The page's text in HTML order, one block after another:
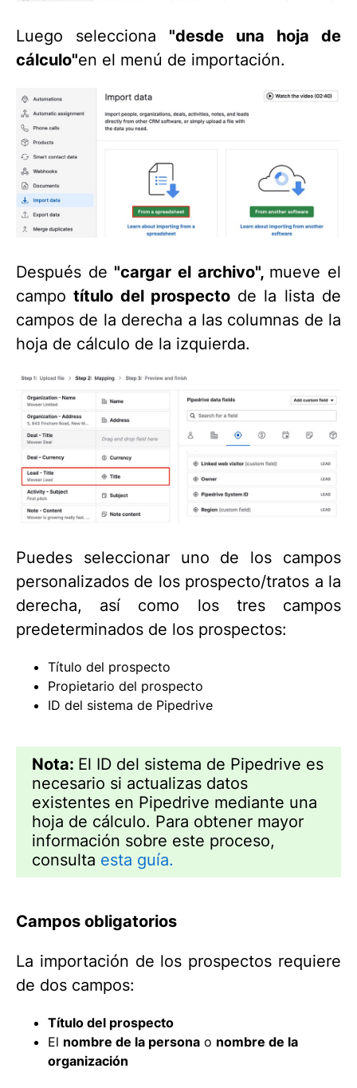
Luego selecciona "desde una hoja de
cálculo"en el menú de importación.
Después de "cargar el archivo", mueve el
campotítulo del prospecto de la lista de
campos de la derecha a las columnas de la
hoja de cálculo de la izquierda.
Puedes seleccionar uno de los campos
personalizados de los prospecto/tratos a la
derecha, así como los tres campos
predeterminados de los prospectos:
Título del prospecto
Propietario del prospecto
ID del sistema de Pipedrive
Nota: El ID del sistema de Pipedrive es
necesario si actualizas datos
existentes en Pipedrive mediante una
hoja de cálculo. Para obtener mayor
información sobre este proceso,
consulta esta guía.
Campos obligatorios
La importación de los prospectos requiere
de dos campos:
Título del prospecto
El nombre de la persona o nombre de la
organización